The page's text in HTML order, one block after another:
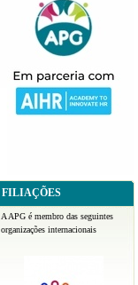
FILIAÇÕES
A APG é membro das seguintes
organizações internacionais